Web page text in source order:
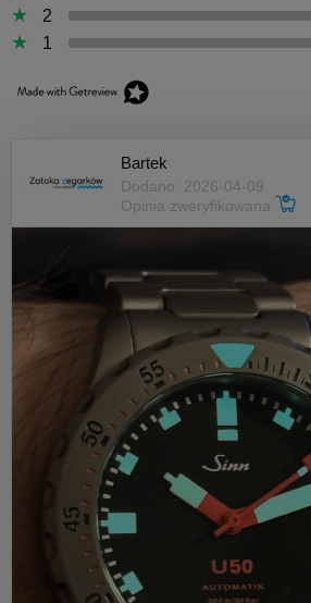
2
1
Bartek
Dodano: 2026-04-09
Opinia zweryfikowana